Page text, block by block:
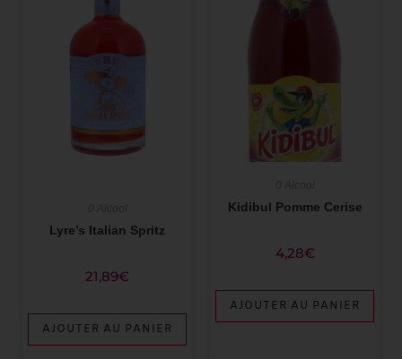
Lyre’s Italian Spritz
21,89€
AJOUTER AU PANIER
Kidibul Pomme Cerise
4,28€
AJOUTER AU PANIER